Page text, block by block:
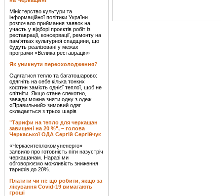
Міністерство культури та
інформаційної політики України
розпочало приймання заявок на
участь у відборі проєктів робіт із
реставрації, консервації, ремонту на
пам’ятках культурної спадщини, що
будуть реалізовані у межах
програми «Велика реставрація»
Як уникнути переохолодження?
Одягатися тепло та багатошарово:
одягніть на себе кілька тонких
кофтин замість однієї теплої, щоб не
спітніти. Якщо стане спекотно,
завжди можна зняти одну з одеж.
«Правильний» зимовий одяг
складається з трьох шарів
"Тарифи на тепло для черкащан
завищені на 20 %", – голова
Черкаської ОДА Сергій Сергійчук
«Черкаситеплокомуненерго»
заявило про готовність піти назустріч
черкащанам. Наразі ми
обговорюємо можливість зниження
тарифів до 20%.
Платити чи ні: що робити, якщо за
лікування Covid-19 вимагають
гроші